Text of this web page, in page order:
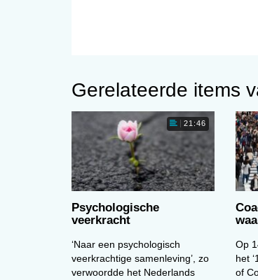
Gerelateerde items
21:46
Psychologische
veerkracht
‘Naar een psychologisch
veerkrachtige samenleving’, zo
verwoordde het Nederlands
Op
het
of